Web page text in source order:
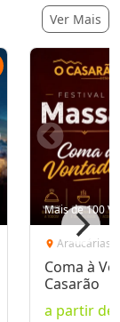
Ver Mais
Mais de 100
location_on Araucárias
Coma à
Casarão
a partir de